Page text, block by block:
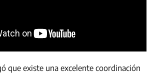
que existe una excelente coordinación